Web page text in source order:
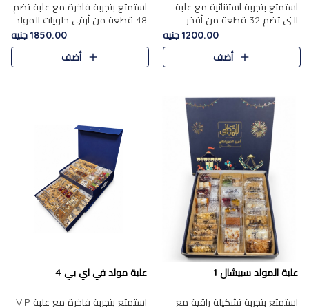
استمتع بتجربة استثنائية مع علبة
التي تضم 32 قطعة من أفخر
حلويات المولد الشرقية، في تشكيلة
تجمع بين الأصالة والاختيارات
الفاخرة. تحتوي العلبة..
1200.00 جنيه
أضف
استمتع بتجربة فاخرة مع علبة تضم
48 قطعة من أرقى حلويات المولد
الشرقية، في تشكيلة تجمع بين
الأصناف التقليدية الفاخرة والاختيارات
1850.00 جنيه
أضف
علبة المولد سبيشال 1
استمتع بتجربة تشكيلة راقية مع
علبة مولد في اي بي 4
استمتع بتجربة فاخرة مع علبة VIP